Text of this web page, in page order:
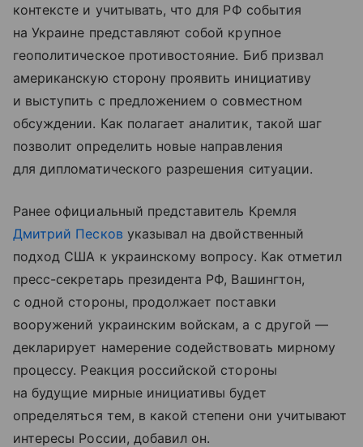
контексте и учитывать, что для РФ события
на Украине представляют собой крупное
геополитическое противостояние. Биб призвал
американскую сторону проявить инициативу
и выступить с предложением о совместном
обсуждении. Как полагает аналитик, такой шаг
позволит определить новые направления
для дипломатического разрешения ситуации.
Ранее официальный представитель Кремля
Дмитрий Песков указывал на двойственный
подход США к украинскому вопросу. Как отметил
пресс-секретарь президента РФ, Вашингтон,
с одной стороны, продолжает поставки
вооружений украинским войскам, а с другой —
декларирует намерение содействовать мирному
процессу. Реакция российской стороны
на будущие мирные инициативы будет
определяться тем, в какой степени они учитывают
интересы России, добавил он.